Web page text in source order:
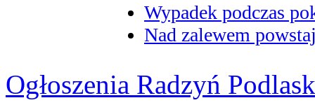
Wypadek podczas
Nad zalewem
Ogłoszenia Radzyń